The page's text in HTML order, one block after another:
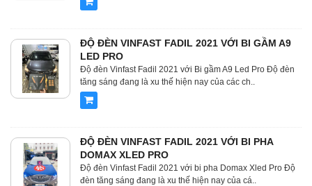
ĐỘ ĐÈN VINFAST FADIL 2021 VỚI BI GẦM A9
LED PRO
Độ đèn Vinfast Fadil 2021 với Bi gầm A9 Led Pro Độ đèn
tăng sáng đang là xu thế hiện nay của các ch..
ĐỘ ĐÈN VINFAST FADIL 2021 VỚI BI PHA
DOMAX XLED PRO
Độ đèn Vinfast Fadil 2021 với bi pha Domax Xled Pro Độ
đèn tăng sáng đang là xu thế hiện nay của cá..